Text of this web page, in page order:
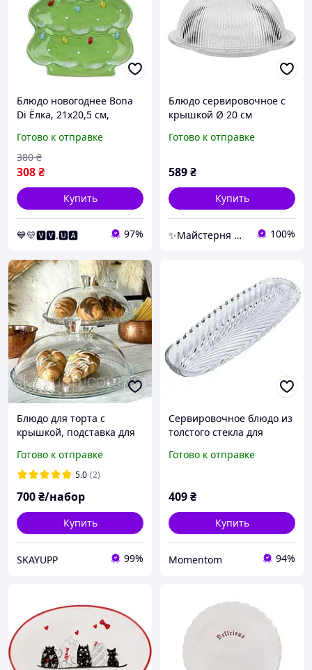
Блюдо новогоднее Bona
Di Ёлка, 21х20,5 см,
рисунком (DM792-X)
Готово к отправке
308₴
380 ₴
Купить
💙💛🆅🆅.🆄🅰 97%
Блюдо сервировочное с
крышкой Ø 20 см
для десертов, выпечки,
Готово к отправке
589₴
Купить
✨Майстерня Декору✨ 100%
Блюдо для торта с
крышкой, подставка для
Patisserie 1шт (95198)
Готово к отправке
5.0 (2)
700₴/набор
Купить
SKAYUPP 99%
Сервировочное блюдо из
толстого стекла для
фруктов Lirmartur
Готово к отправке
409₴
Купить
Momentom 94%